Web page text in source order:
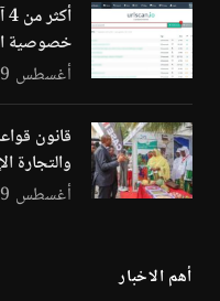
خصوصية
أغسطس 9, 2026
قانون
والتجارة
أغسطس 9, 2026
أهم الاخبار